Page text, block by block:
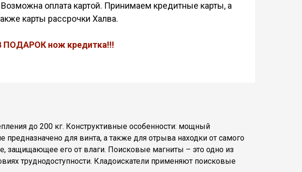
Возможна оплата картой. Принимаем кредитные карты, а
карты рассрочки Халва.
ПОДАРОК нож кредитка!!!
до 200 кг. Конструктивные особенности: мощный
для винта, а также для отрыва находки от самого
защищающее его от влаги. Поисковые магниты – это одно из
труднодоступности. Кладоискатели применяют поисковые